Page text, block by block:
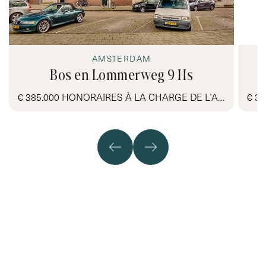
AMSTERDAM
Bos en Lommerweg 9 Hs
€ 385.000 HONORAIRES À LA CHARGE DE L’ACQUÉREUR